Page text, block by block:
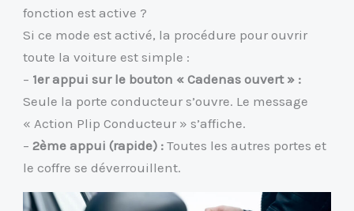
fonction est active ?
Si ce mode est activé, la procédure pour ouvrir
toute la voiture est simple :
– 1er appui sur le bouton « Cadenas ouvert » :
Seule la porte conducteur s’ouvre. Le message
« Action Plip Conducteur » s’affiche.
–2ème appui (rapide) : Toutes les autres portes et
le coffre se déverrouillent.